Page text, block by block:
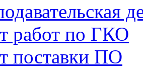
работ по ГКО
поставки ПО